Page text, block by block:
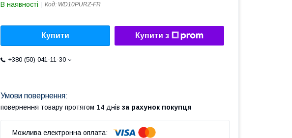
В наявності Код: WD10PURZ-FR
Купити Купити з
+380 (50) 041-11-30
повернення товару протягом 14 днів за рахунок покупця